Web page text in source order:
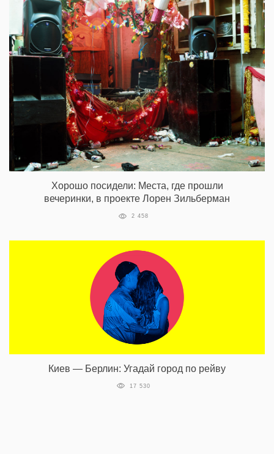
Хорошо посидели: Места, где прошли
вечеринки, в проекте Лорен Зильберман
2 458
Киев — Берлин: Угадай город по рейву
17 530